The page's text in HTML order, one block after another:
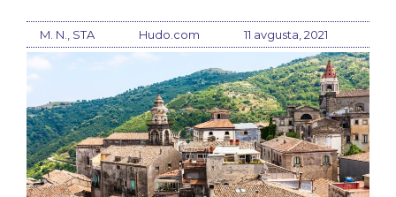
M. N., STA Hudo.com 11 avgusta, 2021